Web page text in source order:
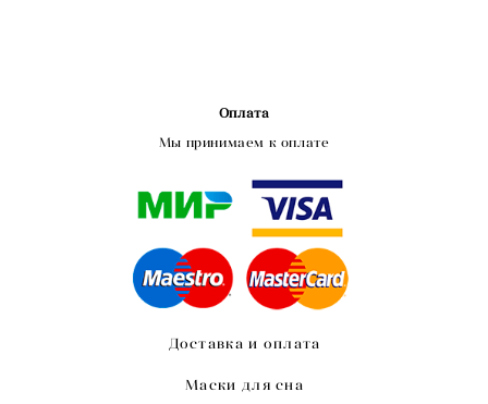
Оплата
Мы принимаем к оплате
Доставка и оплата
Маски для сна